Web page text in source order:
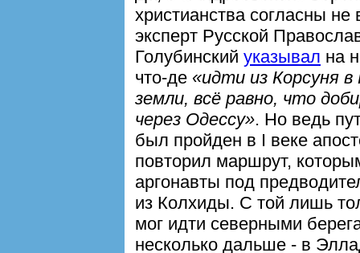
христианства согласны
эксперт Русской
Голубинский указывал на
что-де «идти из Корсуня в
земли, всё равно, что
через Одессу». Но ведь
был пройден в I веке
повторил маршрут,
аргонавты под
из Колхиды. С той лишь
мог идти северными
несколько дальше - в